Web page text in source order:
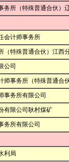
务所（特殊普通合伙）
会计师事务所
（特殊普通合伙）江西
公司
师事务所（特殊普通合
事务所有限公司
有限公司耿村煤矿
务所有限公司
利局